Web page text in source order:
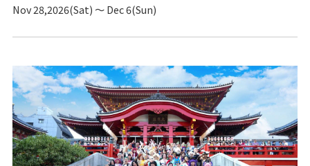
Nov 28,2026(Sat) ～ Dec 6(Sun)